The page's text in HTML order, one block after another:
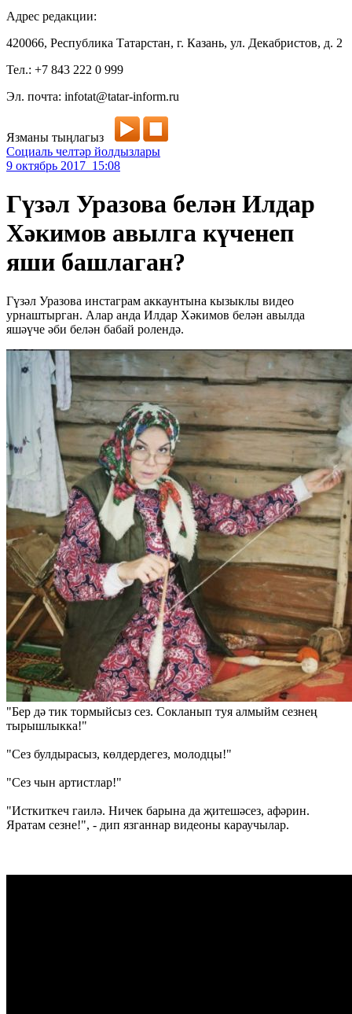
Адрес редакции:
420066, Республика Татарстан, г. Казань, ул. Декабристов, д. 2
Тел.: +7 843 222 0 999
Эл. почта: infotat@tatar-inform.ru
Язманы тыңлагыз
Социаль челтәр йолдызлары
9 октябрь 2017 15:08
Гүзәл Уразова белән Илдар
Хәкимов авылга күченеп
яши башлаган?
Гүзәл Уразова инстаграм аккаунтына кызыклы видео
урнаштырган. Алар анда Илдар Хәкимов белән авылда
яшәүче әби белән бабай ролендә.
"Бер дә тик тормыйсыз сез. Сокланып туя алмыйм сезнең
тырышлыкка!"
"Сез булдырасыз, көлдердегез, молодцы!"
"Сез чын артистлар!"
"Исткиткеч гаилә. Ничек барына да җитешәсез, афәрин.
Яратам сезне!", - дип язганнар видеоны караучылар.